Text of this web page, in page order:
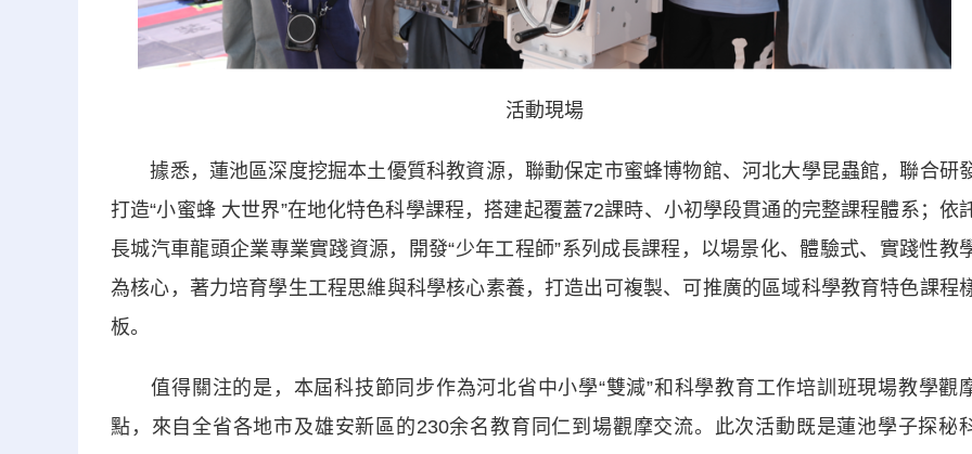
活動現場
據悉，蓮池區深度挖掘本土優質科教資源，聯動保定市蜜蜂博物館、河北大學昆蟲館，聯合研
打造“小蜜蜂 大世界”在地化特色科學課程，搭建起覆蓋72課時、小初學段貫通的完整課程體系；依
長城汽車龍頭企業專業實踐資源，開發“少年工程師”系列成長課程，以場景化、體驗式、實踐性教
為核心，著力培育學生工程思維與科學核心素養，打造出可複製、可推廣的區域科學教育特色課程
板。
值得關注的是，本屆科技節同步作為河北省中小學“雙減”和科學教育工作培訓班現場教學觀
點，來自全省各地市及雄安新區的230余名教育同仁到場觀摩交流。此次活動既是蓮池學子探秘